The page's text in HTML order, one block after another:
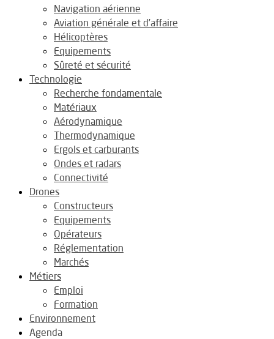
Navigation aérienne
Aviation générale et d’affaire
Hélicoptères
Equipements
Sûreté et sécurité
Technologie
Recherche fondamentale
Matériaux
Aérodynamique
Thermodynamique
Ergols et carburants
Ondes et radars
Connectivité
Drones
Constructeurs
Equipements
Opérateurs
Réglementation
Marchés
Métiers
Emploi
Formation
Environnement
Agenda